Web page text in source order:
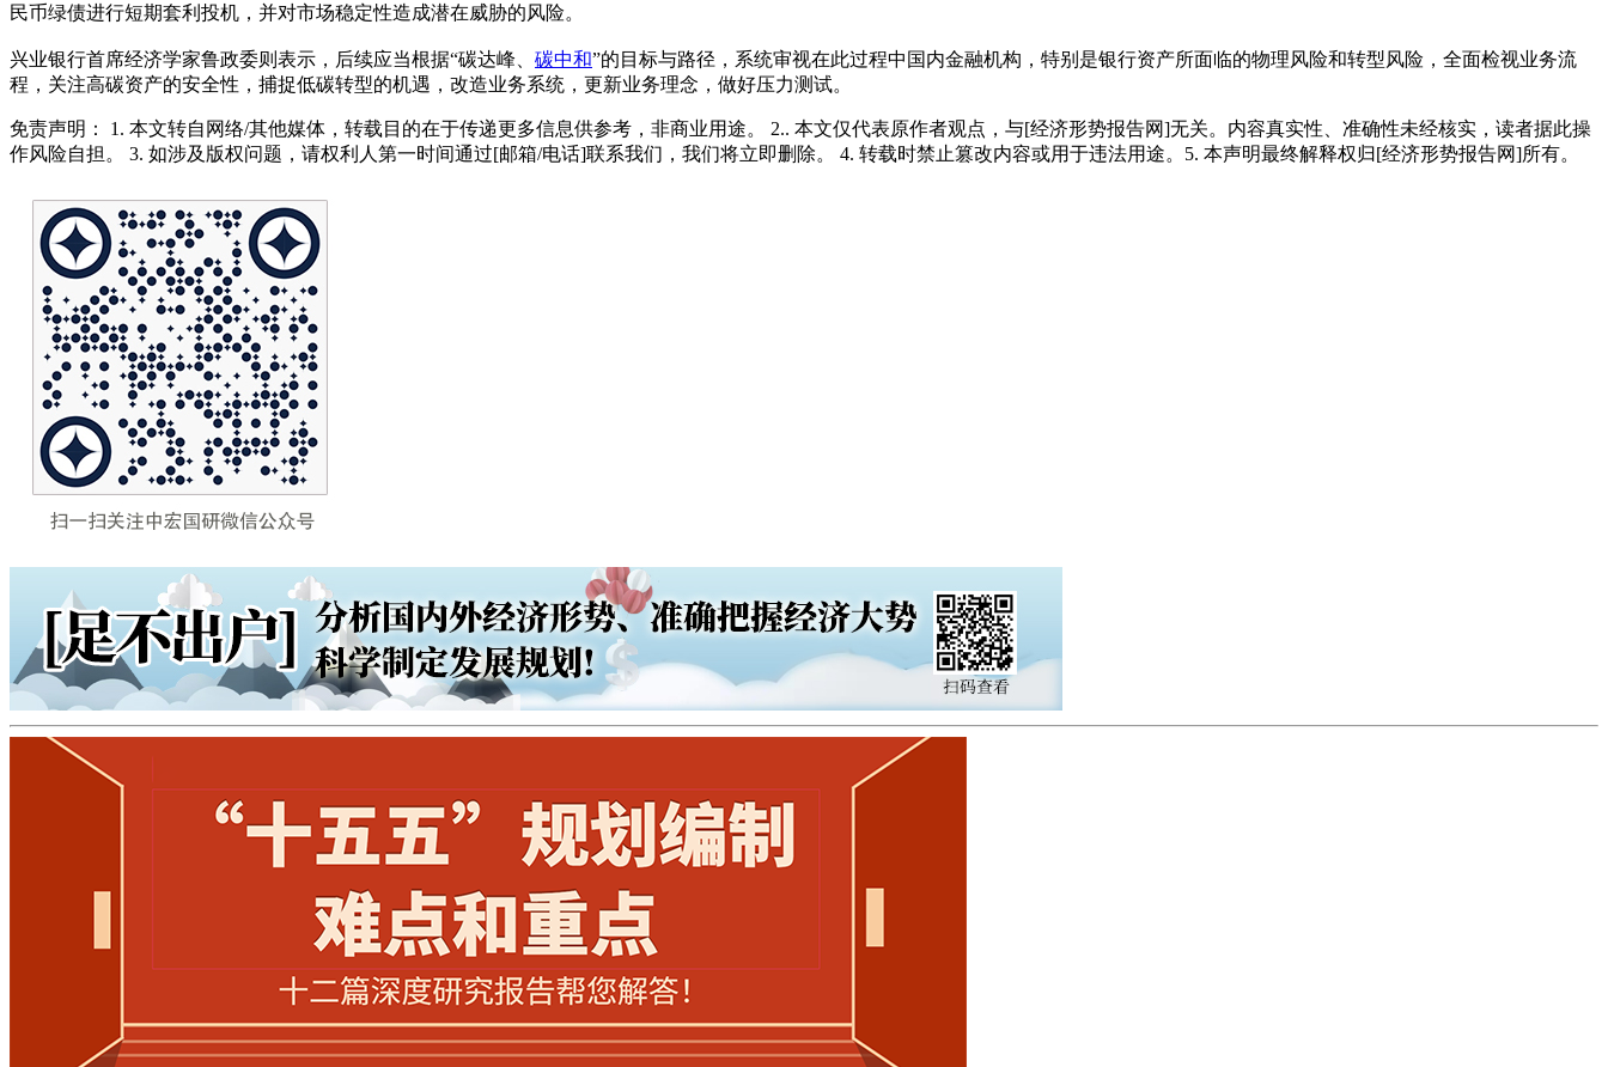
民币绿债进行短期套利投机，并对市场稳定性造成潜在威胁的风险。
兴业银行首席经济学家鲁政委则表示，后续应当根据“碳达峰、 碳中和”的目标与路径，系统审视在此过程中国内金融机构，特别是银行资产所面临的物理风险和转型风险，全面检视业务流
程，关注高碳资产的安全性，捕捉低碳转型的机遇，改造业务系统，更新业务理念，做好压力测试。
免责声明： 1. 本文转自网络/其他媒体，转载目的在于传递更多信息供参考，非商业用途。 2.. 本文仅代表原作者观点，与[经济形势报告网]无关。内容真实性、准确性未经核实，读者据此操
作风险自担。 3. 如涉及版权问题，请权利人第一时间通过[邮箱/电话]联系我们，我们将立即删除。 4. 转载时禁止篡改内容或用于违法用途。5. 本声明最终解释权归[经济形势报告网]所有。